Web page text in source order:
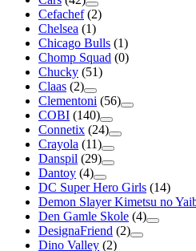
Cefachef (2)
Chelsea (1)
Chicago Bulls (1)
Chomp Squad (0)
Chucky (51)
Claas (2)
Clementoni (56)
COBI (140)
Connetix (24)
Crayola (11)
Danspil (29)
Dantoy (4)
DC Super Hero Girls (14)
Demon Slayer Kimetsu no
Den Gamle Skole (4)
DesignaFriend (2)
Dino Valley (2)